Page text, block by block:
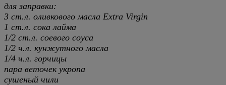
для заправки:
3 ст.л. оливкового масла Extra Virgin
1 ст.л. сока лайма
1/2 ст.л. соевого соуса
1/2 ч.л. кунжутного масла
1/4 ч.л. горчицы
пара веточек укропа
сушеный чили